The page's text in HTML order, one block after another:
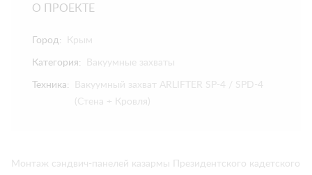
О ПРОЕКТЕ
Город: Крым
Категория: Вакуумные захваты
Техника:
Вакуумный захват ARLIFTER SP-4 / SPD-4
(Стена + Кровля)
Монтаж сэндвич-панелей казармы Президентского кадетского